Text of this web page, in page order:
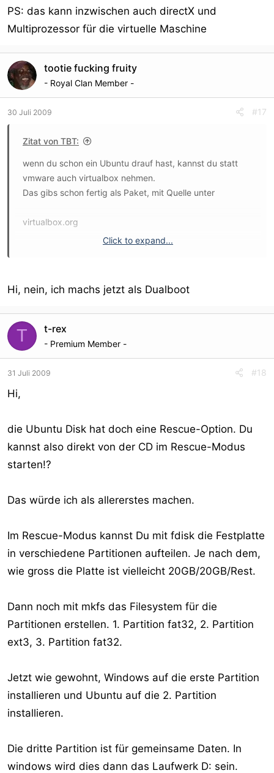
PS: das kann inzwischen auch directX und
Multiprozessor für die virtuelle Maschine
tootie fucking fruity
- Royal Clan Member -
30 Juli 2009 #17
Zitat von TBT:
wenn du schon ein Ubuntu drauf hast, kannst du statt
vmware auch virtualbox nehmen.
Das gibs schon fertig als Paket, mit Quelle unter
virtualbox.org
Click to expand...
Hi, nein, ich machs jetzt als Dualboot
T t-rex
- Premium Member -
31 Juli 2009 #18
Hi,
die Ubuntu Disk hat doch eine Rescue-Option. Du
kannst also direkt von der CD im Rescue-Modus
starten!?
Das würde ich als allererstes machen.
Im Rescue-Modus kannst Du mit fdisk die Festplatte
in verschiedene Partitionen aufteilen. Je nach dem,
wie gross die Platte ist vielleicht 20GB/20GB/Rest.
Dann noch mit mkfs das Filesystem für die
Partitionen erstellen. 1. Partition fat32, 2. Partition
ext3, 3. Partition fat32.
Jetzt wie gewohnt, Windows auf die erste Partition
installieren und Ubuntu auf die 2. Partition
installieren.
Die dritte Partition ist für gemeinsame Daten. In
windows wird dies dann das Laufwerk D: sein.